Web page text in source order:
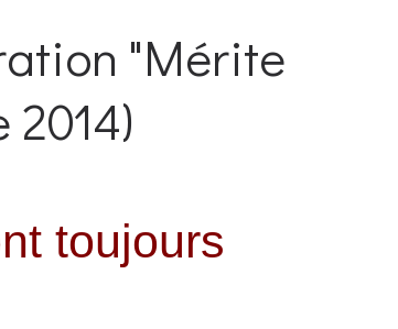
"Mérite
toujours